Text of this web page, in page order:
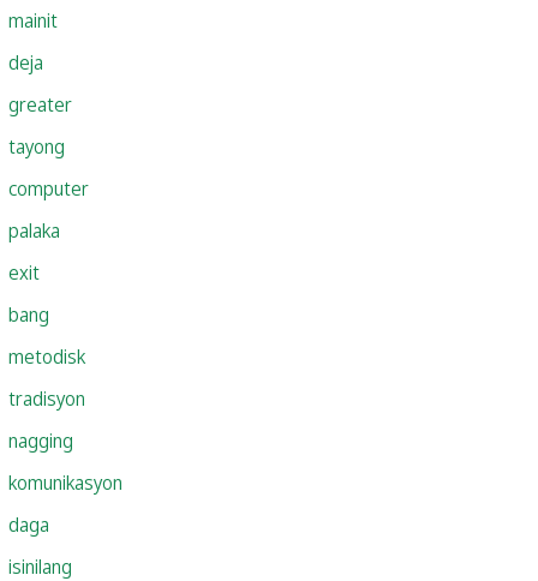
mainit
deja
greater
tayong
computer
palaka
exit
bang
metodisk
tradisyon
nagging
komunikasyon
daga
isinilang